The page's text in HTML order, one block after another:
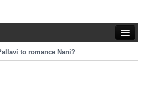
to romance Nani?
Advani to romance Pawan Kalyan